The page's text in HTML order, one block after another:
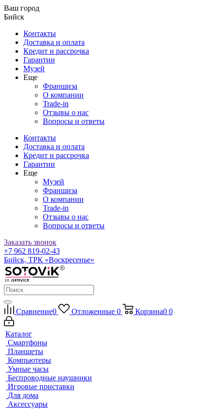
Ваш город
Бийск
Контакты
Доставка и оплата
Кредит и рассрочка
Гарантии
Музей
Еще
Франшиза
О компании
Trade-in
Отзывы о нас
Вопросы и ответы
Контакты
Доставка и оплата
Кредит и рассрочка
Гарантии
Еще
Музей
Франшиза
О компании
Trade-in
Отзывы о нас
Вопросы и ответы
Заказать звонок
+7 962 819-02-43
Бийск, ТРК «Воскресенье»
Сравнение0 Отложенные 0 Корзина0 0
Каталог
Смартфоны
Планшеты
Компьютеры
Умные часы
Беспроводные наушники
Игровые приставки
Для дома
Аксессуары